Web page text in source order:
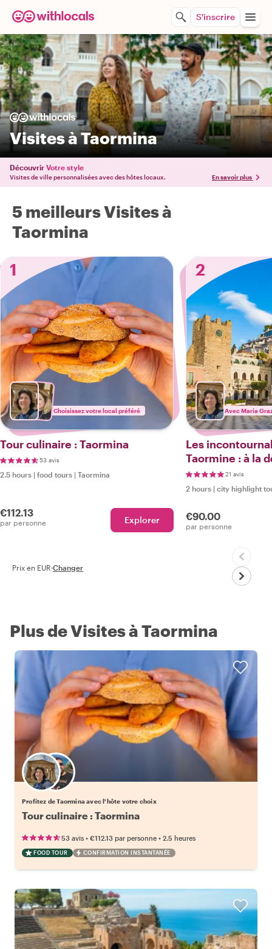
S'inscrire
Visites à Taormina
Découvrir Votre style
Visites de ville personnalisées avec des hôtes locaux. En savoir plus
5 meilleurs Visites à
Taormina
1
Choisissez votre local préféré
Tour culinaire : Taormina
53 avis
2.5 hours | food tours | Taormina
€112.13
par personne Explorer
2
Avec Maria
Les
Taormine : à la
Perle de la mer
21 avis
2 hours | city highlight
€90.00
par personne
Prix en EUR·Changer
Plus de Visites à Taormina
Profitez de Taormina avec l'hôte votre choix
Tour culinaire : Taormina
53 avis • €112.13 par personne • 2.5 heures
FOOD TOUR CONFIRMATION INSTANTANÉE